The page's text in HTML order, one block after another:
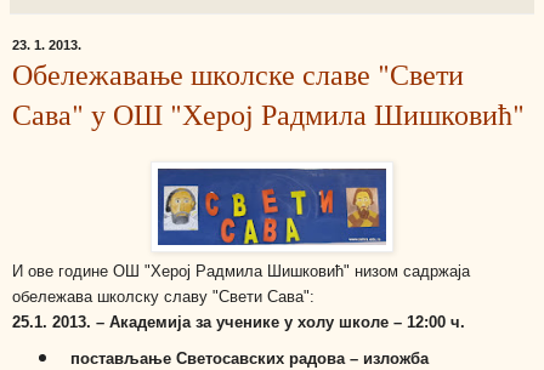
23. 1. 2013.
Обележавање школске славе "Свети
Сава" у ОШ "Херој Радмила Шишковић"
И ове године ОШ "Херој Радмила Шишковић" низом садржаја
обележава школску славу "Свети Сава":
25.1. 2013. – Академија за ученике у холу школе – 12:00 ч.
постављање Светосавских радова – изложба